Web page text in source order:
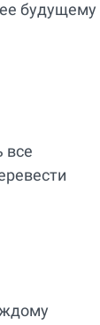
будущему
все